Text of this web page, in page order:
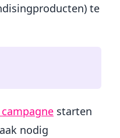
te
starten
nodig